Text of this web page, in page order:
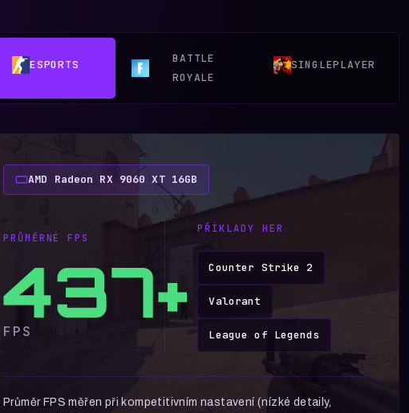
ESPORTS
BATTLE
ROYALE
SINGLEPLAYER
AMD Radeon RX 9060 XT 16GB
PRŮMĚRNÉ FPS
437+
FPS
PŘÍKLADY HER
Counter Strike 2
Valorant
League of Legends
Průměr FPS měřen při kompetitivním nastavení (nízké detaily,